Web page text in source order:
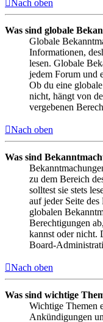
Nach oben
Was sind globale
Globale
Informationen,
lesen. Globale
jedem Forum und
Ob du eine
nicht, hängt von
vergebenen
Nach oben
Was sind
zu dem Bereich
solltest sie stets
auf jeder Seite
globalen
Berechtigungen
kannst oder nicht.
Board-
Nach oben
Was sind wichtige
Wichtige Themen
Ankündigungen